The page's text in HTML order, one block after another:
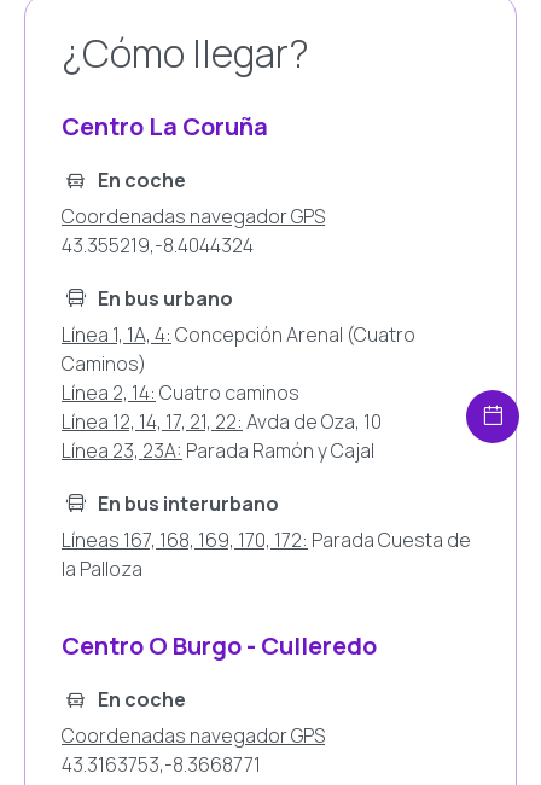
¿Cómo llegar?
Centro La Coruña
En coche
Coordenadas navegador GPS
43.355219,-8.4044324
En bus urbano
Línea 1, 1A, 4: Concepción Arenal (Cuatro
Caminos)
Línea 2, 14: Cuatro caminos
Línea 12, 14, 17, 21, 22: Avda de Oza, 10
Línea 23, 23A: Parada Ramón y Cajal
En bus interurbano
Líneas 167, 168, 169, 170, 172: Parada Cuesta de
la Palloza
Centro O Burgo - Culleredo
En coche
Coordenadas navegador GPS
43.3163753,-8.3668771